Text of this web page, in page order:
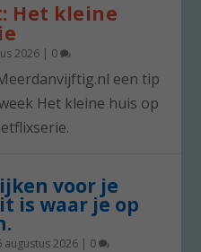
Het kleine
2026 | 0
een tip
Het kleine huis op
voor je
is waar je op
augustus 2026 | 0